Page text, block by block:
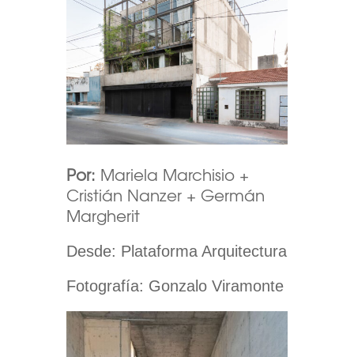
Por: Mariela Marchisio +
Cristián Nanzer + Germán
Margherit
Desde: Plataforma Arquitectura
Fotografía: Gonzalo Viramonte